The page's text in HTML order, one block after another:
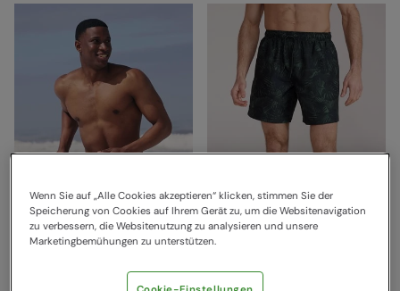
Aruba Herren-Badeshorts
Aruba Herren-Badeshorts
Wenn Sie auf „Alle Cookies akzeptieren“ klicken, stimmen Sie der
Speicherung von Cookies auf Ihrem Gerät zu, um die Websitenavigation
zu verbessern, die Websitenutzung zu analysieren und unsere
Marketingbemühungen zu unterstützen.